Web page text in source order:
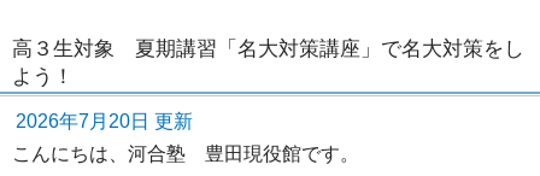
高３生対象 夏期講習「名大対策講座」で名大対策をし
よう！
2026年7月20日 更新
こんにちは、河合塾 豊田現役館です。